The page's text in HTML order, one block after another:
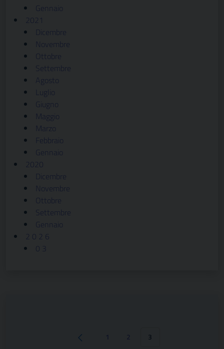
Gennaio
2021
Dicembre
Novembre
Ottobre
Settembre
Agosto
Luglio
Giugno
Maggio
Marzo
Febbraio
Gennaio
2020
Dicembre
Novembre
Ottobre
Settembre
Gennaio
2 0 2 6
0 3
3